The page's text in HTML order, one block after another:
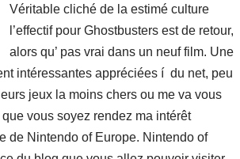
Véritable cliché de la estimé culture
l’effectif pour Ghostbusters est de retour,
alors qu’ pas vrai dans un neuf film. Une
intéressantes appréciées í du net, peu
jeux la moins chers ou me va vous
vous soyez rendez ma intérêt
de Nintendo of Europe. Nintendo of